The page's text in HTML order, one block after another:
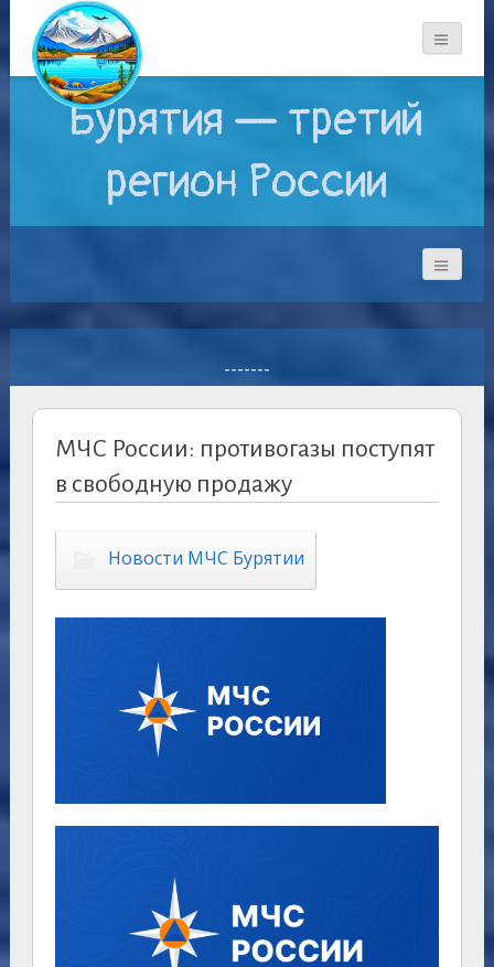
Бурятия — третий
регион России
-------
МЧС России: противогазы поступят
в свободную продажу
Новости МЧС Бурятии